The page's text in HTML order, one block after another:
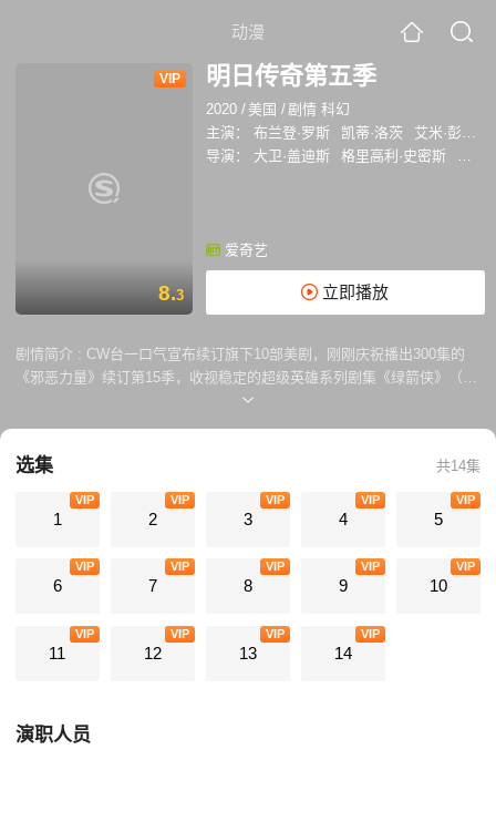
动漫
VIP
8.3
明日传奇第五季
2020 / 美国 /剧情 科幻
主演：
布兰登·罗斯 凯蒂·洛茨
艾米·彭伯顿
导演：
大卫·盖迪斯 格里高利·史密斯 凯文·
爱奇艺
立即播放
剧情简介 : CW台一口气宣布续订旗下10部美剧，刚刚庆祝播出300集的
《邪恶力量》续订第15季，收视稳定的超级英雄系列剧集《绿箭侠》（第
八季）、《黑霹雳》（第三季）、《明日传奇》（第五季）、《闪电侠》
选集 共14集
1
VIP
2
VIP
3
VIP
4
VIP
5
VIP
6
VIP
7
VIP
8
VIP
9
VIP
10
VIP
11
VIP
12
VIP
13
VIP
14
VIP
演职人员